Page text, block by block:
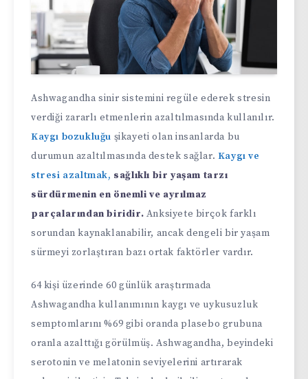
Ashwagandha sinir sistemini regüle ederek stresin
verdiği zararlı etmenlerin azaltılmasında kullanılır.
Kaygı bozukluğu şikayeti olan insanlarda bu
durumun azaltılmasında destek sağlar. Kaygı ve
stresi azaltmak, sağlıklı bir yaşam tarzı
sürdürmenin en önemli ve ayrılmaz
parçalarından biridir. Anksiyete birçok farklı
sorundan kaynaklanabilir, ancak dengeli bir yaşam
sürmeyi zorlaştıran bazı ortak faktörler vardır.
64 kişi üzerinde 60 günlük araştırmada
Ashwagandha kullanımının kaygı ve uykusuzluk
semptomlarını %69 gibi oranda plasebo grubuna
oranla azalttığı görülmüş. Ashwagandha, beyindeki
serotonin ve melatonin seviyelerini artırarak